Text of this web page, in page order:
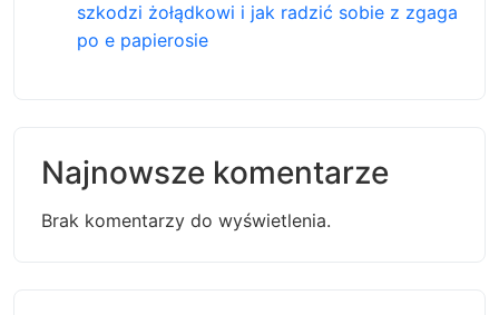
szkodzi żołądkowi i jak radzić sobie z zgaga
po e papierosie
Najnowsze komentarze
Brak komentarzy do wyświetlenia.